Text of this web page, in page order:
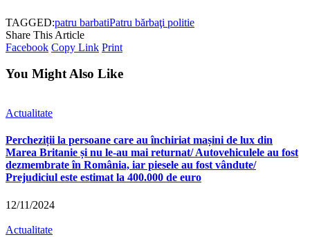
TAGGED:patru barbatiPatru bărbaţi politie
Share This Article
Facebook Copy Link Print
You Might Also Like
Actualitate
Percheziții la persoane care au închiriat mașini de lux din
Marea Britanie și nu le-au mai returnat/ Autovehiculele au fost
dezmembrate în România, iar piesele au fost vândute/
Prejudiciul este estimat la 400.000 de euro
12/11/2024
Actualitate